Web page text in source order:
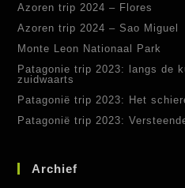
Azoren trip 2024 – Flores
Azoren trip 2024 – Sao Miguel
Monte Leon Nationaal Park
Patagonie trip 2023: langs de
zuidwaarts
Patagonië trip 2023: Het
Patagonië trip 2023:
Archief